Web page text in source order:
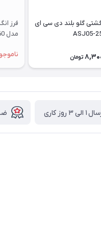
گلو بلند دی سی ای
تومان
فرز
مدل DG-3960
الی ۳ روز کاری